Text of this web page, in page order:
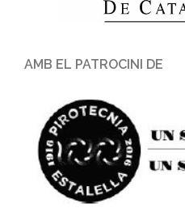
AMB EL PATROCINI DE